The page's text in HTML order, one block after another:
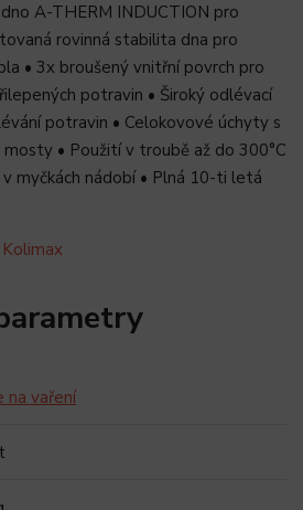
A-THERM INDUCTION pro
rovinná stabilita dna pro
• 3x broušený vnitřní povrch pro
potravin • Široký odlévací
potravin • Celokovové úchyty s
• Použití v troubě až do 300°C
myčkách nádobí • Plná 10-ti letá
na vaření